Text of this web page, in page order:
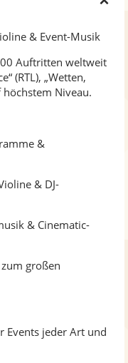
& Event-Musik
Auftritten weltweit
(RTL), „Wetten,
höchstem Niveau.
&
& DJ-
& Cinematic-
großen
Events jeder Art und